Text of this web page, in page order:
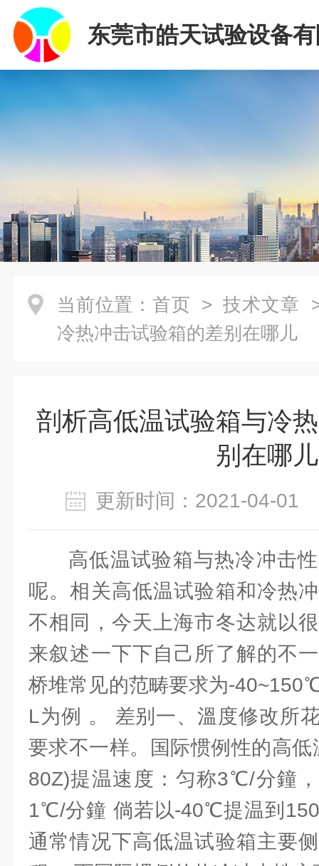
东莞市皓天试验设备
当前位置： 首页 > 技术文章
冷热冲击试验箱的差别在哪儿
剖析高低温试验箱与冷
别在哪儿
更新时间：2021-04-
高低温试验箱与热冷冲击
呢。相关高低温试验箱和冷热
不相同，今天上海市冬达就以
来叙述一下下自己所了解的不
桥堆常见的范畴要求为-
L为例 。 差别一、溫度修改所
要求不一样。国际惯例性的高
80Z)提温速度：匀称3℃/分鐘
1℃/分鐘 倘若以-40℃提温到
通常情况下高低温试验箱主要